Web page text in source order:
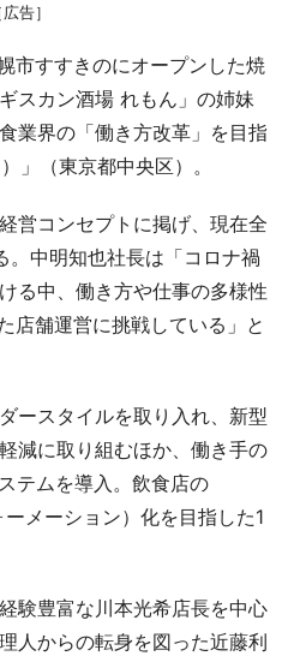
広告］
市すすきのにオープンした焼
スカン酒場 れもん」の姉妹
業界の「働き方改革」を目指
」（東京都中央区）。
営コンセプトに掲げ、現在全
。中明知也社長は「コロナ禍
る中、働き方や仕事の多様性
店舗運営に挑戦している」と
ースタイルを取り入れ、新型
減に取り組むほか、働き手の
テムを導入。飲食店の
メーション）化を目指した1
験豊富な川本光希店長を中心
人からの転身を図った近藤利